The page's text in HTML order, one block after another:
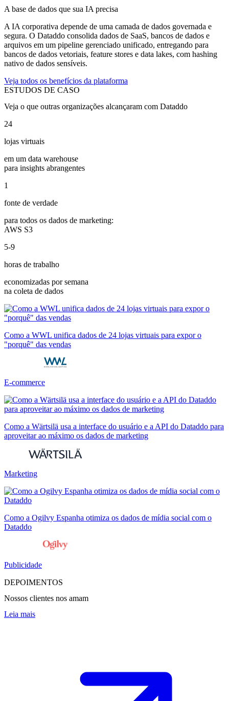
A base de dados que sua IA precisa
A IA corporativa depende de uma camada de dados governada e
segura. O Dataddo consolida dados de SaaS, bancos de dados e
arquivos em um pipeline gerenciado unificado, entregando para
bancos de dados vetoriais, feature stores e data lakes, com hashing
nativo de dados sensíveis.
Veja todos os benefícios da plataforma
ESTUDOS DE CASO
Veja o que outras organizações alcançaram com Dataddo
24
lojas virtuais
em um data warehouse
para insights abrangentes
1
fonte de verdade
para todos os dados de marketing:
AWS S3
5-9
horas de trabalho
economizadas por semana
na coleta de dados
Como a WWL unifica dados de 24 lojas virtuais para expor o
"porquê" das vendas
E-commerce
Como a Wärtsilä usa a interface do usuário e a API do Dataddo para
aproveitar ao máximo os dados de marketing
Marketing
Como a Ogilvy Espanha otimiza os dados de mídia social com o
Dataddo
Publicidade
DEPOIMENTOS
Nossos clientes nos amam
Leia mais